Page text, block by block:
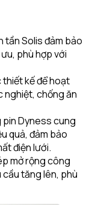
tần Solis đảm bảo
phù hợp với
thiết kế để hoạt
nghiệt, chống ăn
pin Dyness cung
quả, đảm bảo
điện lưới.
mở rộng công
tăng lên, phù